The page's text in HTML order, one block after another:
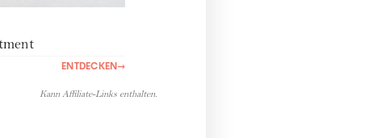
ENTDECKEN→
Kann Affiliate-Links enthalten.